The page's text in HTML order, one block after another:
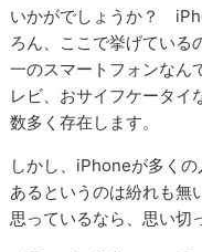
いかがでしょうか？
ろん、ここで挙げている
一のスマートフォンなん
レビ、おサイフケータ
数多く存在します。
しかし、iPhoneが多く
あるというのは紛れも
思っているなら、思い切